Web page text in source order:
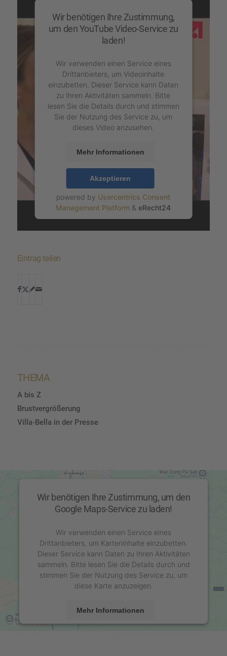
Wir benötigen Ihre Zustimmung,
um den YouTube Video-Service zu
laden!
Wir verwenden einen Service eines
Drittanbieters, um Videoinhalte
einzubetten. Dieser Service kann Daten
zu Ihren Aktivitäten sammeln. Bitte
lesen Sie die Details durch und stimmen
Sie der Nutzung des Service zu, um
dieses Video anzusehen.
Mehr Informationen
Akzeptieren
powered by Usercentrics Consent
Management Platform & eRecht24
Eintrag teilen
THEMA
A bis Z
Brustvergrößerung
Villa-Bella in der Presse
Wir benötigen Ihre Zustimmung, um den
Google Maps-Service zu laden!
Wir verwenden einen Service eines
Drittanbieters, um Karteninhalte einzubetten.
Dieser Service kann Daten zu Ihren Aktivitäten
sammeln. Bitte lesen Sie die Details durch und
stimmen Sie der Nutzung des Service zu, um
diese Karte anzuzeigen.
Mehr Informationen